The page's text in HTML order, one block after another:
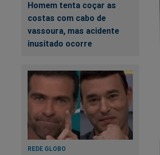
Homem tenta coçar as
costas com cabo de
vassoura, mas acidente
inusitado ocorre
REDE GLOBO